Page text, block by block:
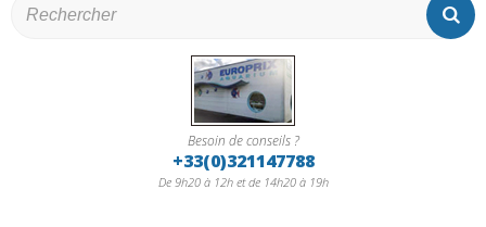
Besoin de conseils ?
+33(0)321147788
De 9h20 à 12h et de 14h20 à 19h